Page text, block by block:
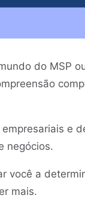
do MSP
e
negócios.
você a
mais.